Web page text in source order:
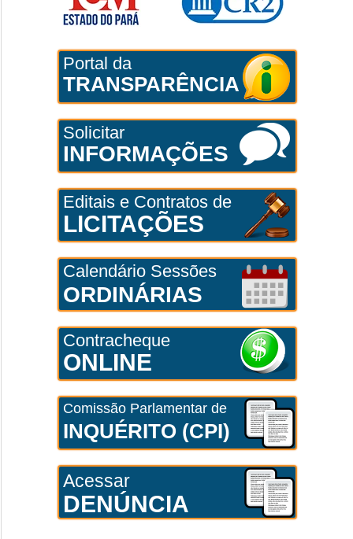
Portal da
TRANSPARÊNCIA
Solicitar
INFORMAÇÕES
Editais e Contratos de
LICITAÇÕES
Calendário Sessões
ORDINÁRIAS
Contracheque
ONLINE
Comissão Parlamentar de
INQUÉRITO (CPI)
Acessar
DENÚNCIA